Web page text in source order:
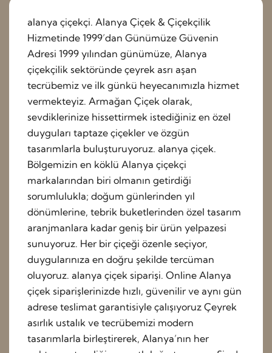
alanya çiçekçi. Alanya Çiçek & Çiçekçilik
Hizmetinde 1999’dan Günümüze Güvenin
Adresi 1999 yılından günümüze, Alanya
çiçekçilik sektöründe çeyrek asrı aşan
tecrübemiz ve ilk günkü heyecanımızla hizmet
vermekteyiz. Armağan Çiçek olarak,
sevdiklerinize hissettirmek istediğiniz en özel
duyguları taptaze çiçekler ve özgün
tasarımlarla buluşturuyoruz. alanya çiçek.
Bölgemizin en köklü Alanya çiçekçi
markalarından biri olmanın getirdiği
sorumlulukla; doğum günlerinden yıl
dönümlerine, tebrik buketlerinden özel tasarım
aranjmanlara kadar geniş bir ürün yelpazesi
sunuyoruz. Her bir çiçeği özenle seçiyor,
duygularınıza en doğru şekilde tercüman
oluyoruz. alanya çiçek siparişi. Online Alanya
çiçek siparişlerinizde hızlı, güvenilir ve aynı gün
adrese teslimat garantisiyle çalışıyoruz Çeyrek
asırlık ustalık ve tecrübemizi modern
tasarımlarla birleştirerek, Alanya’nın her